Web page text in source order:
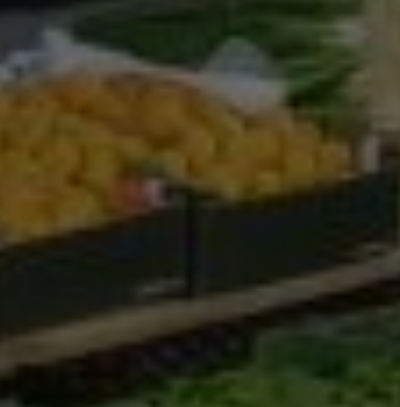
Marketing
Marketing Cookies werden von Drittanbietern oder
Publishern verwendet, um personalisierte
Besucher über Websites hinweg verfolgen.
Externe Medien
Wenn Cookies von externen Medien akzeptiert
werden, bedarf der Zugriff auf externe Inhalte
keiner manuellen Zustimmung mehr.
Google Maps